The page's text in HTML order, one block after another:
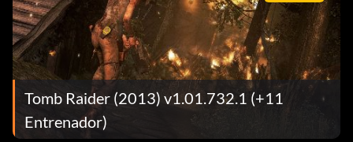
Tomb Raider (2013) v1.01.732.1 (+11
Entrenador)